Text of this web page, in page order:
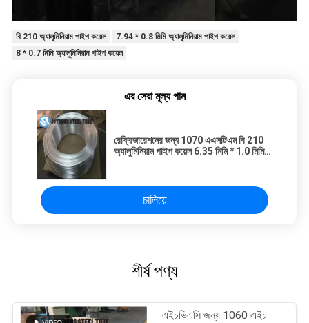
বি 210 অ্যালুমিনিয়াম পাইপ কয়েল
7.94 * 0.8 মিমি অ্যালুমিনিয়াম পাইপ কয়েল
8 * 0.7 মিমি অ্যালুমিনিয়াম পাইপ কয়েল
এর সেরা মূল্য পান
রেফ্রিজারেশনের জন্য 1070 এএসটিএম বি 210
অ্যালুমিনিয়াম পাইপ কয়েল 6.35 মিমি * 1.0 মিমি
চালিয়ে
শীর্ষ পণ্য
এইচভিএসি জন্য 1060 এইচ